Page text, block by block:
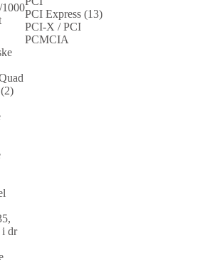
1000
PCI Express (13)
PCI-X / PCI
PCMCIA
dr